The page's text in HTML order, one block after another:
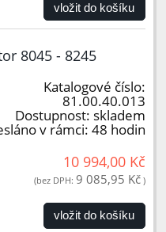
vložit do košíku
8045 - 8245
Katalogové číslo:
81.00.40.013
Dostupnost: skladem
v rámci: 48 hodin
10 994,00 Kč
(bez DPH: 9 085,95 Kč )
vložit do košíku